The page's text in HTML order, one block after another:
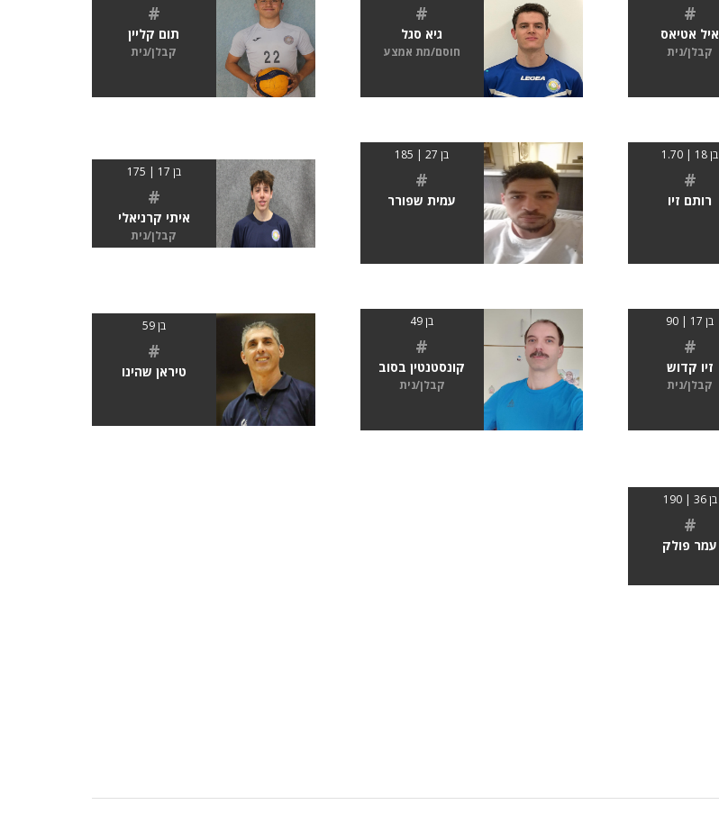
#
איל אטיאס
קבלן/נית
#
גיא סגל
חוסם/מת אמצע
#
תום קליין
קבלן/נית
בן 18 | 1.70
#
רותם זיו
בן 27 | 185
#
עמית שפורר
בן 17 | 175
#
איתי קרניאלי
קבלן/נית
בן 17 | 90
#
זיו קדוש
קבלן/נית
בן 49
#
קונסטנטין בסוב
קבלן/נית
בן 59
#
טיראן שהינו
בן 36 | 190
#
עמר פולק